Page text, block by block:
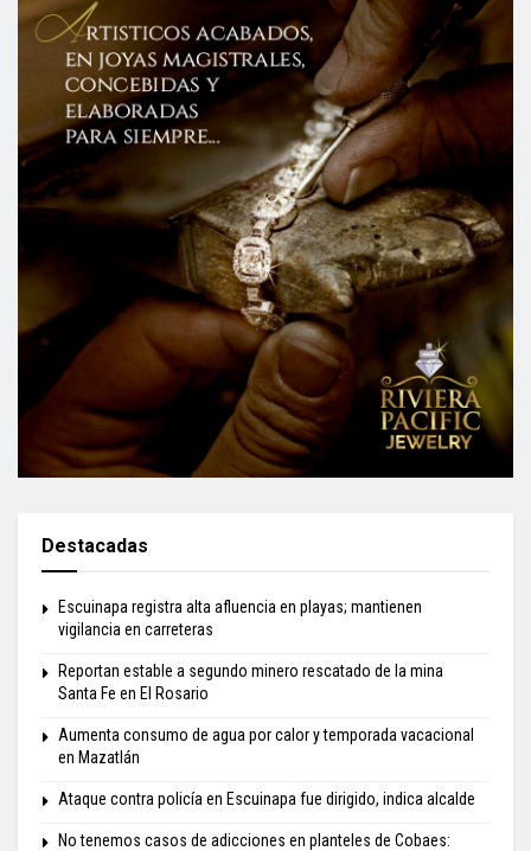
Destacadas
Escuinapa registra alta afluencia en playas; mantienen
vigilancia en carreteras
Reportan estable a segundo minero rescatado de la mina
Santa Fe en El Rosario
Aumenta consumo de agua por calor y temporada vacacional
en Mazatlán
Ataque contra policía en Escuinapa fue dirigido, indica alcalde
No tenemos casos de adicciones en planteles de Cobaes: